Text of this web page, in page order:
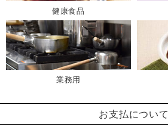
健康食品
業務用
お支払について